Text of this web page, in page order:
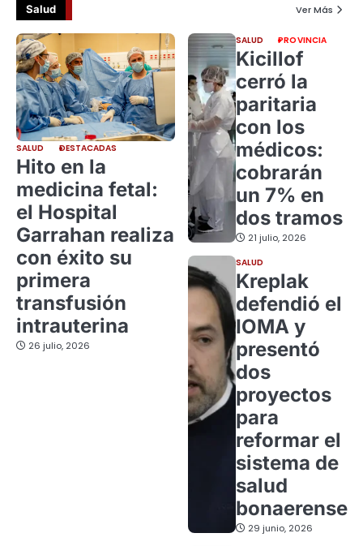
Salud Ver Más
SALUD DESTACADAS
Hito en la
medicina fetal:
el Hospital
Garrahan realiza
con éxito su
primera
transfusión
intrauterina
26 julio, 2026
SALUD PROVINCIA
Kicillof
cerró la
paritaria
con los
médicos:
cobrarán
un 7% en
dos tramos
21 julio, 2026
SALUD
Kreplak
defendió el
IOMA y
presentó
dos
proyectos
para
reformar el
sistema de
salud
bonaerense
29 junio, 2026